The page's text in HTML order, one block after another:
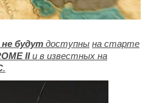
не будут доступны на старте
IIи в известных на
.